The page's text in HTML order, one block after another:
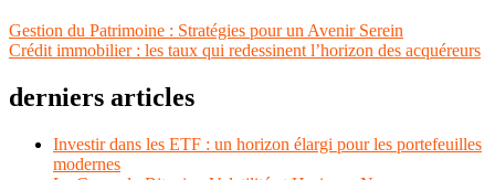
Gestion du Patrimoine : Stratégies pour un Avenir Serein
Crédit immobilier : les taux qui redessinent l’horizon des acquéreurs
derniers articles
Investir dans les ETF : un horizon élargi pour les portefeuilles
modernes